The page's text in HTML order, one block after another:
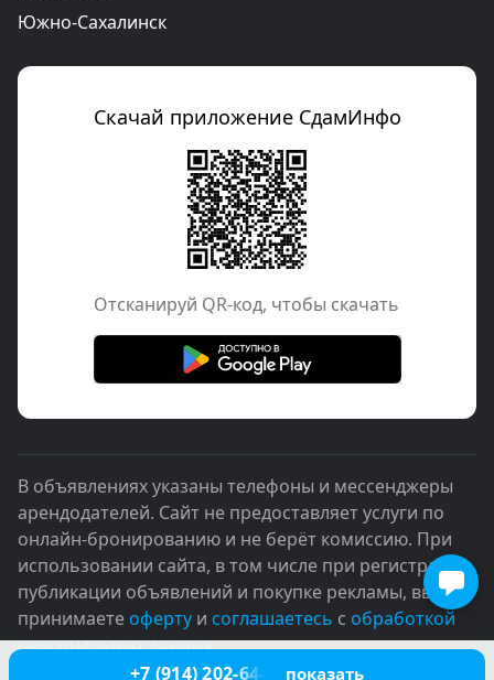
+7 (914) 202-64-54 показать
Южно-Сахалинск
Скачай приложение СдамИнфо
Отcканируй QR-код, чтобы скачать
В объявлениях указаны телефоны и мессенджеры
арендодателей. Сайт не предоставляет услуги по
онлайн-бронированию и не берёт комиссию. При
использовании сайта, в том числе при регистрации,
публикации объявлений и покупке рекламы, вы
принимаете оферту и соглашаетесь с обработкой
персональных данных